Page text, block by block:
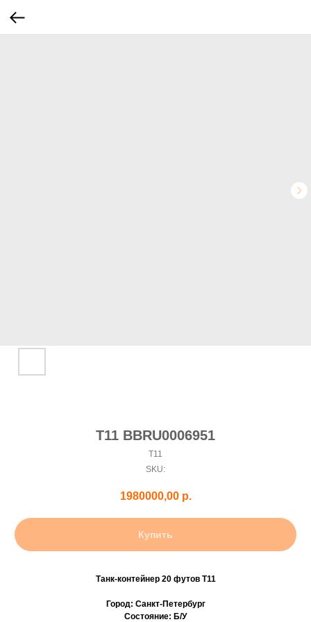
T11 BBRU0006951
T11
SKU:
1980000,00 р.
Купить
Танк-контейнер 20 футов Т11
Город: Санкт-Петербург
Состояние: Б/У